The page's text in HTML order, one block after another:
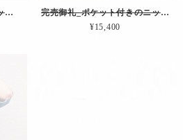
完売御礼_ポケット付きのニットベスト（ホワイトMix）
完売御礼_ポケット付きのニットベスト（グレーMix）
¥15,400